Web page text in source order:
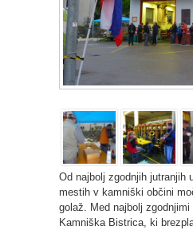
Od najbolj zgodnjih jutranjih
mestih v kamniški občini
golaž. Med najbolj
Kamniška Bistrica, ki